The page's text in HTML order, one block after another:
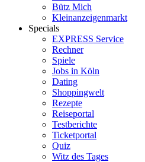
Bütz Mich
Kleinanzeigenmarkt
Specials
EXPRESS Service
Rechner
Spiele
Jobs in Köln
Dating
Shoppingwelt
Rezepte
Reiseportal
Testberichte
Ticketportal
Quiz
Witz des Tages